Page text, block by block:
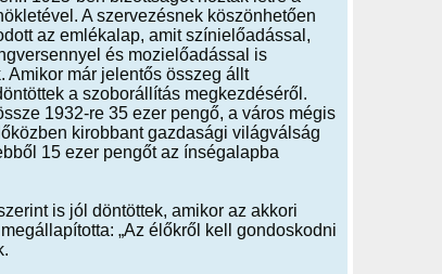
A szervezésnek köszönhetően
az emlékalap, amit színielőadással,
és mozielőadással is
Amikor már jelentős összeg állt
a szoborállítás megkezdéséről.
1932-re 35 ezer pengő, a város mégis
kirobbant gazdasági világválság
15 ezer pengőt az ínségalapba
is jól döntöttek, amikor az akkori
„Az élőkről kell gondoskodni